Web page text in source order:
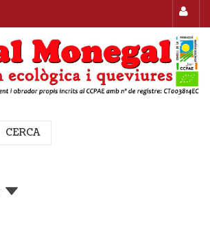
CERCA